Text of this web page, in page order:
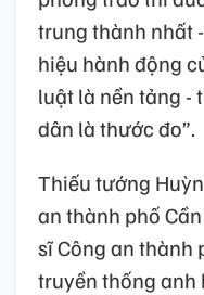
trung thành nhất
hiệu hành động
luật là nền tảng -
dân là thước đo”.
Thiếu tướng
an thành phố
sĩ Công an thành
truyền thống anh